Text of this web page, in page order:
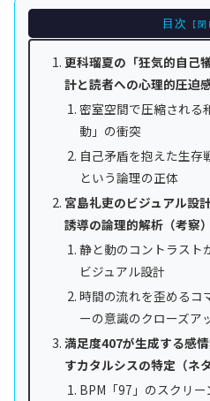
目次
更科瑠夏の「狂気的自己
計と読者への心理的圧迫
密室空間で圧縮される
動」の衝突
自己矛盾を抱えた生存
という論理の正体
宮島礼吏のビジュアル設
誘導の論理的解析（考察）
静と動のコントラスト
ビジュアル設計
時間の流れを歪めるコ
ーの意識のクローズア
満足度407が生成する感
すカタルシスの特定（ネタ
BPM「97」のスクリ